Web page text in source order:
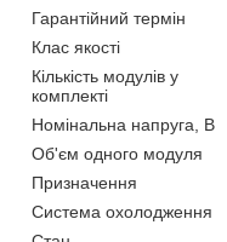
Гарантійний термін
Клас якості
Кількість модулів у
комплекті
Номінальна напруга, В
Об'єм одного модуля
Призначення
Система охолодження